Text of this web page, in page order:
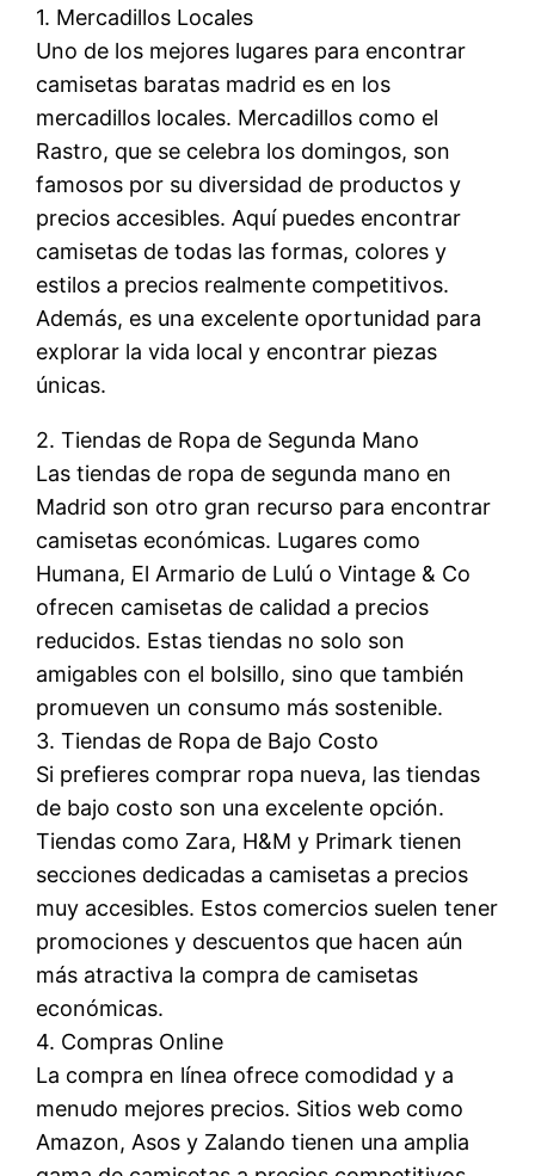
1. Mercadillos Locales
Uno de los mejores lugares para encontrar
camisetas baratas madrid es en los
mercadillos locales. Mercadillos como el
Rastro, que se celebra los domingos, son
famosos por su diversidad de productos y
precios accesibles. Aquí puedes encontrar
camisetas de todas las formas, colores y
estilos a precios realmente competitivos.
Además, es una excelente oportunidad para
explorar la vida local y encontrar piezas
únicas.
2. Tiendas de Ropa de Segunda Mano
Las tiendas de ropa de segunda mano en
Madrid son otro gran recurso para encontrar
camisetas económicas. Lugares como
Humana, El Armario de Lulú o Vintage & Co
ofrecen camisetas de calidad a precios
reducidos. Estas tiendas no solo son
amigables con el bolsillo, sino que también
promueven un consumo más sostenible.
3. Tiendas de Ropa de Bajo Costo
Si prefieres comprar ropa nueva, las tiendas
de bajo costo son una excelente opción.
Tiendas como Zara, H&M y Primark tienen
secciones dedicadas a camisetas a precios
muy accesibles. Estos comercios suelen tener
promociones y descuentos que hacen aún
más atractiva la compra de camisetas
económicas.
4. Compras Online
La compra en línea ofrece comodidad y a
menudo mejores precios. Sitios web como
Amazon, Asos y Zalando tienen una amplia